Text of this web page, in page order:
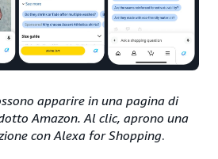
apparire in una pagina di
Amazon. Al clic, aprono una
con Alexa for Shopping.